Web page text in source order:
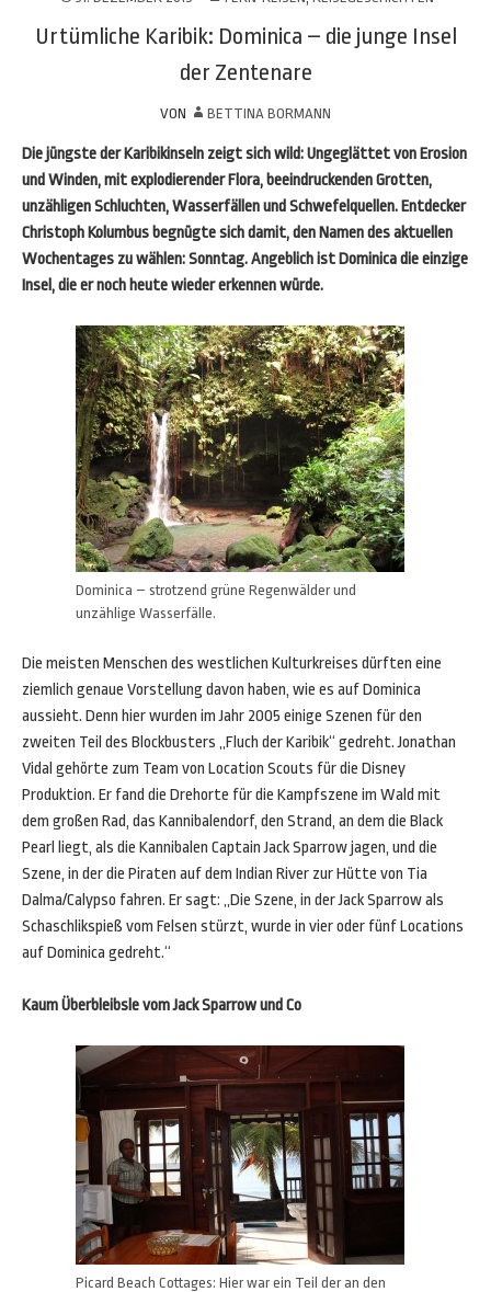
Urtümliche Karibik: Dominica – die junge Insel
der Zentenare
VON BETTINA BORMANN
Die jüngste der Karibikinseln zeigt sich wild: Ungeglättet von Erosion
und Winden, mit explodierender Flora, beeindruckenden Grotten,
unzähligen Schluchten, Wasserfällen und Schwefelquellen. Entdecker
Christoph Kolumbus begnügte sich damit, den Namen des aktuellen
Wochentages zu wählen: Sonntag. Angeblich ist Dominica die einzige
Insel, die er noch heute wieder erkennen würde.
Dominica – strotzend grüne Regenwälder und
unzählige Wasserfälle.
Die meisten Menschen des westlichen Kulturkreises dürften eine
ziemlich genaue Vorstellung davon haben, wie es auf Dominica
aussieht. Denn hier wurden im Jahr 2005 einige Szenen für den
zweiten Teil des Blockbusters „Fluch der Karibik“ gedreht. Jonathan
Vidal gehörte zum Team von Location Scouts für die Disney
Produktion. Er fand die Drehorte für die Kampfszene im Wald mit
dem großen Rad, das Kannibalendorf, den Strand, an dem die Black
Pearl liegt, als die Kannibalen Captain Jack Sparrow jagen, und die
Szene, in der die Piraten auf dem Indian River zur Hütte von Tia
Dalma/Calypso fahren. Er sagt: „Die Szene, in der Jack Sparrow als
Schaschlikspieß vom Felsen stürzt, wurde in vier oder fünf Locations
auf Dominica gedreht.“
Kaum Überbleibsle vom Jack Sparrow und Co
Picard Beach Cottages: Hier war ein Teil der an den